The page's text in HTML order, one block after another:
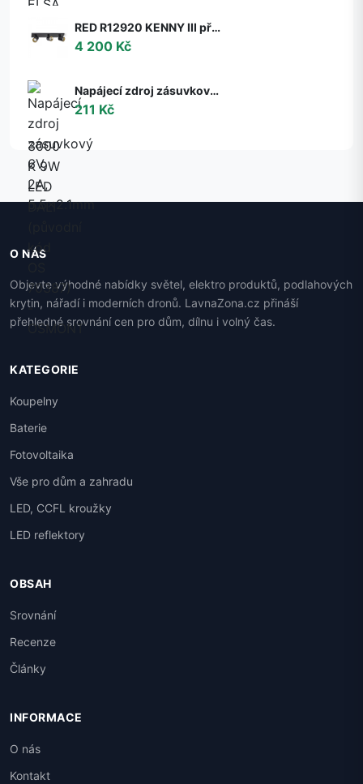
RED R12920 KENNY III přisazená černá/zlatá 230V GU10 3x35W - RED - DESIGN RENDL
4 200 Kč
Napájecí zdroj zásuvkový 6V, 2A, 5.5x2.1mm
211 Kč
O NÁS
Objevte výhodné nabídky světel, elektro produktů, podlahových
krytin, nářadí i moderních dronů. LavnaZona.cz přináší
přehledné srovnání cen pro dům, dílnu i volný čas.
KATEGORIE
Koupelny
Baterie
Fotovoltaika
Vše pro dům a zahradu
LED, CCFL kroužky
LED reflektory
OBSAH
Srovnání
Recenze
Články
INFORMACE
O nás
Kontakt